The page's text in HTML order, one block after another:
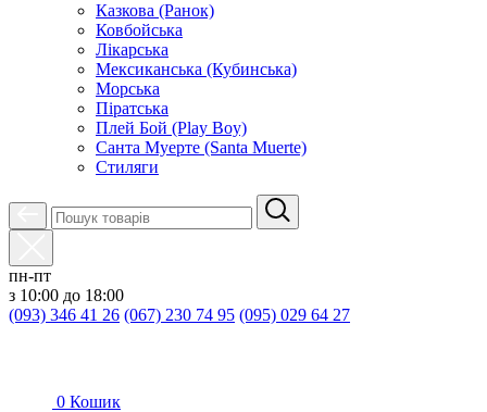
Казкова (Ранок)
Ковбойська
Лікарська
Мексиканська (Кубинська)
Морська
Піратська
Плей Бой (Play Boy)
Санта Муерте (Santa Muerte)
Стиляги
пн-пт
з 10:00 до 18:00
(093) 346 41 26 (067) 230 74 95 (095) 029 64 27
0 Кошик